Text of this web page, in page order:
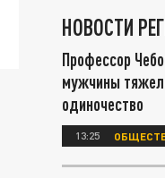
НОВОСТИ
Профессор
мужчины
одиночество
13:25